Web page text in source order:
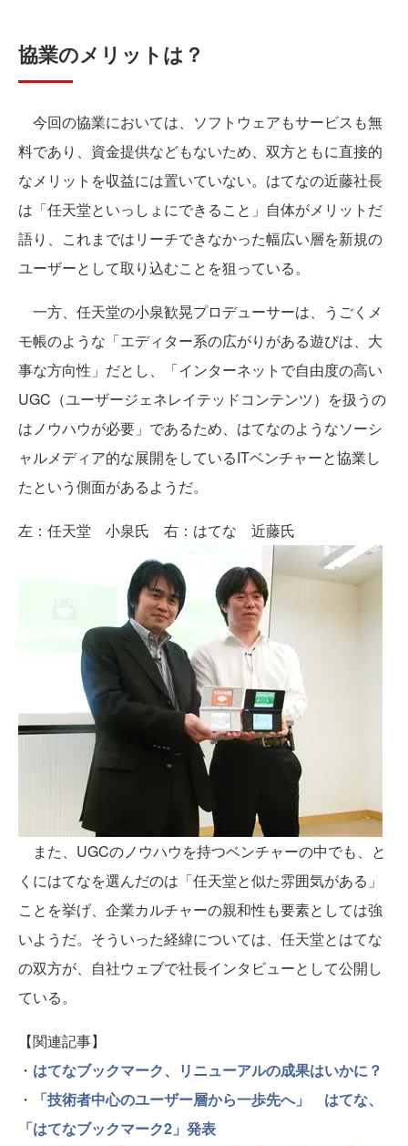
協業のメリットは？
今回の協業においては、ソフトウェアもサービスも無
料であり、資金提供などもないため、双方ともに直接的
なメリットを収益には置いていない。はてなの近藤社長
は「任天堂といっしょにできること」自体がメリットだ
語り、これまではリーチできなかった幅広い層を新規の
ユーザーとして取り込むことを狙っている。
一方、任天堂の小泉歓晃プロデューサーは、うごくメ
モ帳のような「エディター系の広がりがある遊びは、大
事な方向性」だとし、「インターネットで自由度の高い
UGC（ユーザージェネレイテッドコンテンツ）を扱うの
はノウハウが必要」であるため、はてなのようなソーシ
ャルメディア的な展開をしているITベンチャーと協業し
たという側面があるようだ。
左：任天堂 小泉氏 右：はてな 近藤氏
また、UGCのノウハウを持つベンチャーの中でも、と
くにはてなを選んだのは「任天堂と似た雰囲気がある」
ことを挙げ、企業カルチャーの親和性も要素としては強
いようだ。そういった経緯については、任天堂とはてな
の双方が、自社ウェブで社長インタビューとして公開し
ている。
【関連記事】
・ はてなブックマーク、リニューアルの成果はいかに？
・
「技術者中心のユーザー層から一歩先へ」 はてな、
「はてなブックマーク2」発表